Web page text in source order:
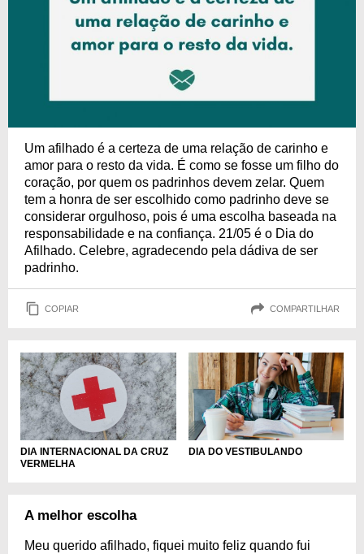
Um afilhado é a certeza de uma relação de carinho e
amor para o resto da vida. É como se fosse um filho do
coração, por quem os padrinhos devem zelar. Quem
tem a honra de ser escolhido como padrinho deve se
considerar orgulhoso, pois é uma escolha baseada na
responsabilidade e na confiança. 21/05 é o Dia do
Afilhado. Celebre, agradecendo pela dádiva de ser
padrinho.
COPIAR COMPARTILHAR
DIA INTERNACIONAL DA CRUZ
VERMELHA
DIA DO VESTIBULANDO
A melhor escolha
Meu querido afilhado, fiquei muito feliz quando fui